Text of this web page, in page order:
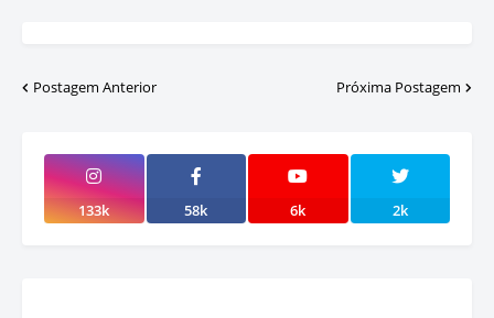
Postagem Anterior Próxima Postagem
133k 58k 6k 2k